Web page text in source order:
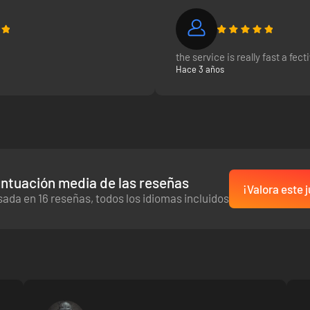
hechas de criaturas vivas que mutan su forma durante el
the service is really fast a
Hace 3 años
media de las reseñas
en 16 reseñas, todos los idiomas incluidos
¡Valora este